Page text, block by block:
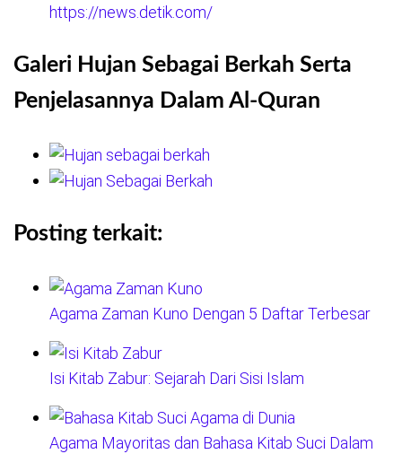
https://news.detik.com/
Galeri Hujan Sebagai Berkah Serta
Penjelasannya Dalam Al-Quran
Posting terkait:
Agama Zaman Kuno Dengan 5 Daftar Terbesar
Isi Kitab Zabur: Sejarah Dari Sisi Islam
Agama Mayoritas dan Bahasa Kitab Suci Dalam